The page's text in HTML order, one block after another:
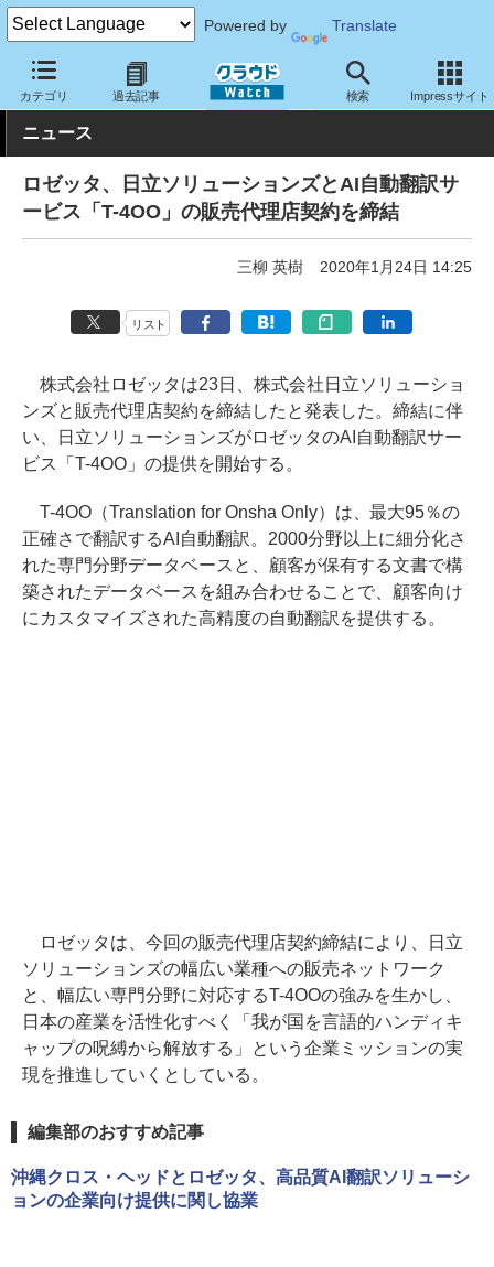
Powered by Translate
カテゴリ 過去記事 検索 Impressサイト
クラウド Watch トピック 協業・提携
ニュース
ロゼッタ、日立ソリューションズとAI自動翻訳サ
ービス「T-4OO」の販売代理店契約を締結
三柳 英樹 2020年1月24日 14:25
リスト
株式会社ロゼッタは23日、株式会社日立ソリューショ
ンズと販売代理店契約を締結したと発表した。締結に伴
い、日立ソリューションズがロゼッタのAI自動翻訳サー
ビス「T-4OO」の提供を開始する。
T-4OO（Translation for Onsha Only）は、最大95％の
正確さで翻訳するAI自動翻訳。2000分野以上に細分化さ
れた専門分野データベースと、顧客が保有する文書で構
築されたデータベースを組み合わせることで、顧客向け
にカスタマイズされた高精度の自動翻訳を提供する。
ロゼッタは、今回の販売代理店契約締結により、日立
ソリューションズの幅広い業種への販売ネットワーク
と、幅広い専門分野に対応するT-4OOの強みを生かし、
日本の産業を活性化すべく「我が国を言語的ハンディキ
ャップの呪縛から解放する」という企業ミッションの実
現を推進していくとしている。
編集部のおすすめ記事
沖縄クロス・ヘッドとロゼッタ、高品質AI翻訳ソリューシ
ョンの企業向け提供に関し協業